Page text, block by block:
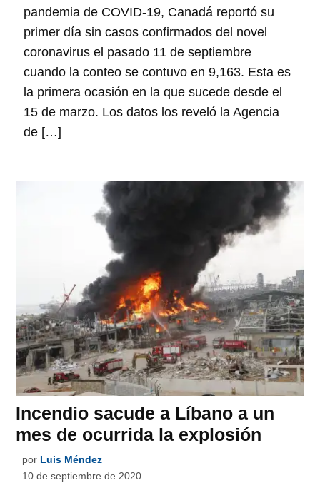
pandemia de COVID-19, Canadá reportó su
primer día sin casos confirmados del novel
coronavirus el pasado 11 de septiembre
cuando la conteo se contuvo en 9,163. Esta es
la primera ocasión en la que sucede desde el
15 de marzo. Los datos los reveló la Agencia
de […]
Incendio sacude a Líbano a un
mes de ocurrida la explosión
por Luis Méndez
10 de septiembre de 2020